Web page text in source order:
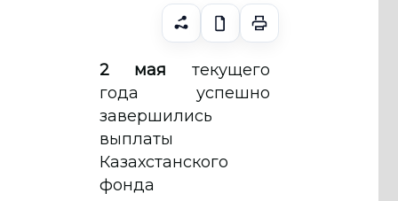
2 мая текущего
года успешно
завершились
выплаты
Казахстанского
фонда